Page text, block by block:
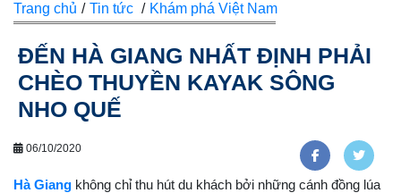
Trang chủ / Tin tức / Khám phá Việt Nam
ĐẾN HÀ GIANG NHẤT ĐỊNH PHẢI
CHÈO THUYỀN KAYAK SÔNG
NHO QUẾ
06/10/2020
Hà Giang không chỉ thu hút du khách bởi những cánh đồng lúa